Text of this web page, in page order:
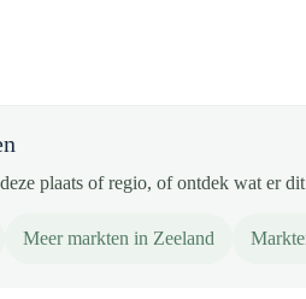
plaats of regio, of ontdek wat er
Meer markten in Zeeland